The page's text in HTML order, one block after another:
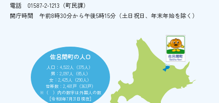
電話
01587-2-1213（町民課）
開庁時間
午前8時30分から午後5時15分 （土日祝日、年末年始を除く）
佐呂間町の人口
人口：4,522人（375人）
男：2,097人（85人）
女：2,425人（290人）
世帯数：2,481戸（363戸）
※（ ）内の数字は外国人の数
［令和8年7月31日現在］